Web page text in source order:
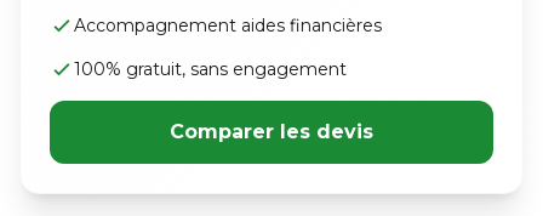
Accompagnement aides financières
100% gratuit, sans engagement
Comparer les devis